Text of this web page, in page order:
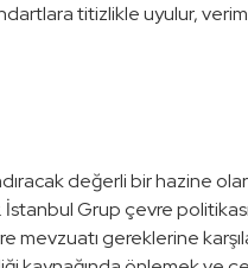
titizlikle uyulur,
değerli bir hazine
İstanbul Grup çevre
mevzuatı gereklerine